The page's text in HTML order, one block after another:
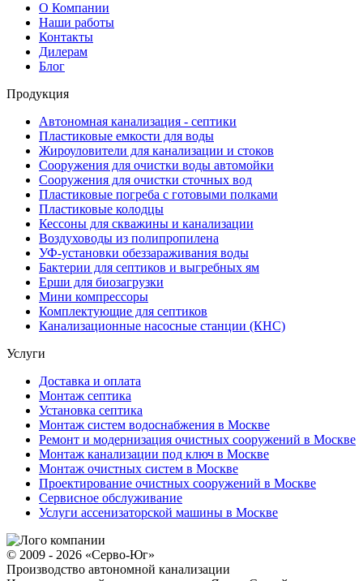
О Компании
Наши работы
Контакты
Дилерам
Блог
Продукция
Автономная канализация - септики
Пластиковые емкости для воды
Жироуловители для канализации и стоков
Сооружения для очистки воды автомойки
Сооружения для очистки сточных вод
Пластиковые погреба с готовыми полками
Пластиковые колодцы
Кессоны для скважины и канализации
Воздуховоды из полипропилена
УФ-установки обеззараживания воды
Бактерии для септиков и выгребных ям
Ерши для биозагрузки
Мини компрессоры
Комплектующие для септиков
Канализационные насосные станции (КНС)
Услуги
Доставка и оплата
Монтаж септика
Установка септика
Монтаж систем водоснабжения в Москве
Ремонт и модернизация очистных сооружений в Москве
Монтаж канализации под ключ в Москве
Монтаж очистных систем в Москве
Проектирование очистных сооружений в Москве
Сервисное обслуживание
Услуги ассенизаторской машины в Москве
© 2009 - 2026 «Серво-Юг»
Производство автономной канализации